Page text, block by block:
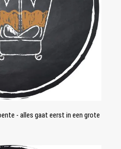
- alles gaat eerst in een grote